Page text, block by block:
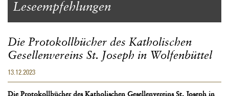
Leseempfehlungen
Die Protokollbücher des Katholischen
Gesellenvereins St. Joseph in Wolfenbüttel
13.12.2023
Die Protokollbücher des Katholischen Gesellenvereins St. Joseph in